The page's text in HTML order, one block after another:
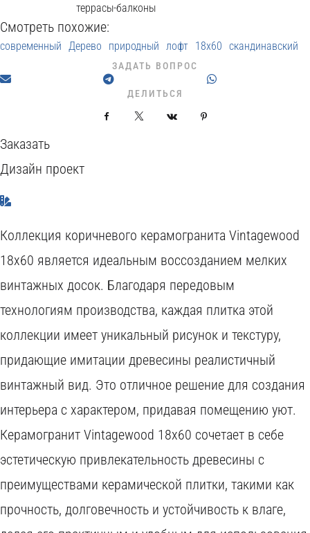
Коллекция коричневого керамогранита Vintagewood
18x60 является идеальным воссозданием мелких
винтажных досок. Благодаря передовым
технологиям производства, каждая плитка этой
коллекции имеет уникальный рисунок и текстуру,
придающие имитации древесины реалистичный
винтажный вид. Это отличное решение для создания
интерьера с характером, придавая помещению уют.
Керамогранит Vintagewood 18x60 сочетает в себе
эстетическую привлекательность древесины с
преимуществами керамической плитки, такими как
прочность, долговечность и устойчивость к влаге,
террасы-балконы
Смотреть похожие:
современный Дерево природный лофт 18x60 скандинавский
ЗАДАТЬ ВОПРОС
ДЕЛИТЬСЯ
Facebook VKontakte
Заказать
Дизайн проект
C
I
H
W
O
O
D
C